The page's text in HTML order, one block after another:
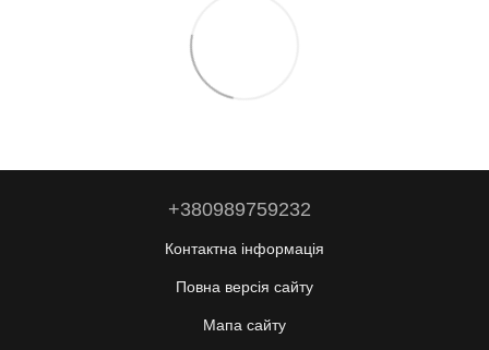
+380989759232
Контактна інформація
Повна версія сайту
Мапа сайту